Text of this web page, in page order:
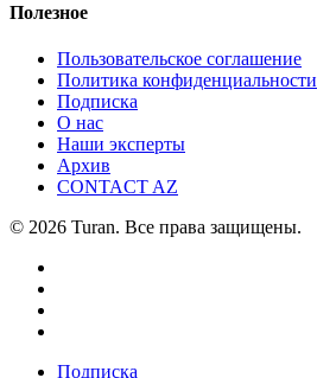
Полезное
Пользовательское соглашение
Политика конфиденциальности
Подписка
О нас
Наши эксперты
Архив
CONTACT AZ
© 2026 Turan. Все права защищены.
Подписка